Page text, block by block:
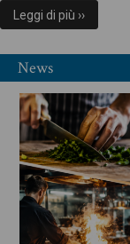
Leggi di più ››
News